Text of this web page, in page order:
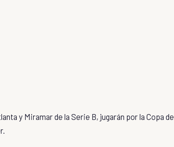
y Miramar de la Serie B, jugarán por la Copa de